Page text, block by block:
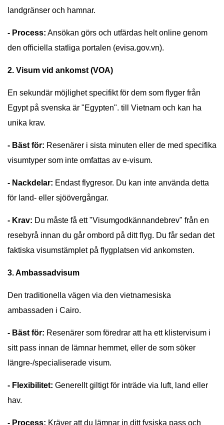
landgränser och hamnar.
- Process: Ansökan görs och utfärdas helt online genom
den officiella statliga portalen (evisa.gov.vn).
2. Visum vid ankomst (VOA)
En sekundär möjlighet specifikt för dem som flyger från
Egypt på svenska är "Egypten". till Vietnam och kan ha
unika krav.
- Bäst för: Resenärer i sista minuten eller de med specifika
visumtyper som inte omfattas av e-visum.
- Nackdelar: Endast flygresor. Du kan inte använda detta
för land- eller sjöövergångar.
- Krav: Du måste få ett "Visumgodkännandebrev" från en
resebyrå innan du går ombord på ditt flyg. Du får sedan det
faktiska visumstämplet på flygplatsen vid ankomsten.
3. Ambassadvisum
Den traditionella vägen via den vietnamesiska
ambassaden i Cairo.
- Bäst för: Resenärer som föredrar att ha ett klistervisum i
sitt pass innan de lämnar hemmet, eller de som söker
längre-/specialiserade visum.
- Flexibilitet: Generellt giltigt för inträde via luft, land eller
hav.
- Process: Kräver att du lämnar in ditt fysiska pass och